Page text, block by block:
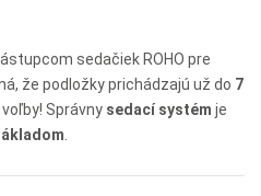
sedačiek ROHO pre
že podložky prichádzajú už do 7
Správny sedací systém je